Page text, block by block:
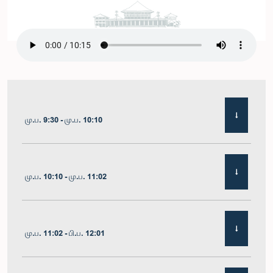
மு.ப. 9:30 - மு.ப. 10:10
மு.ப. 10:10 - மு.ப. 11:02
மு.ப. 11:02 - பி.ப. 12:01